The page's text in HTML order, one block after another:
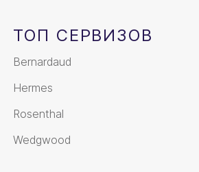
ТОП СЕРВИЗОВ
Bernardaud
Hermes
Rosenthal
Wedgwood